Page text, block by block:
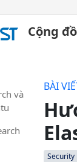
Cộng
và
BÀI
Security